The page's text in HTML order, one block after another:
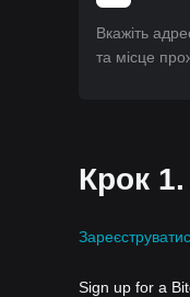
Вкажіть
та місце
Крок
Sign up for a